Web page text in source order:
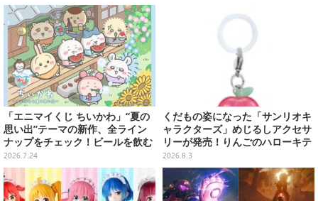
「エニマイくじ ちいかわ」“夏の
思い出”テーマの新作、全ライン
ナップをチェック！ビールを飲む
「くりまんじゅう」ぬいぐるみな
ど
2026.7.24
くだもの姿になった「サンリオキ
ャラクターズ」めじるしアクセサ
リーが発売！りんごのハローキテ
ィや、パイナップルのポムポムプ
リンなど全5種
2026.8.3